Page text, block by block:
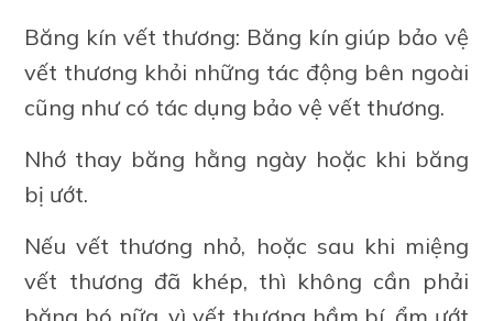
Băng kín vết thương: Băng kín giúp bảo vệ
vết thương khỏi những tác động bên ngoài
cũng như có tác dụng bảo vệ vết thương.
Nhớ thay băng hằng ngày hoặc khi băng
bị ướt.
Nếu vết thương nhỏ, hoặc sau khi miệng
vết thương đã khép, thì không cần phải